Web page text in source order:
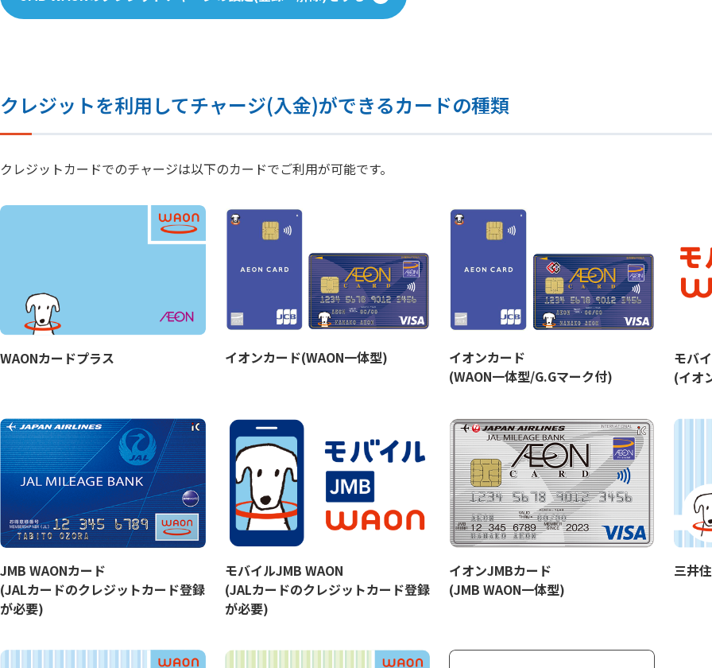
クレジットを利用してチャージ(入金)ができるカードの種類
クレジットカードでのチャージは以下のカードでご利用が可能です。
WAONカードプラス イオンカード(WAON一体型)
イオンカード
(WAON一体型/G.Gマーク付)
モバ
(イオ
JMB WAONカード
(JALカードのクレジットカード登録
が必要)
モバイルJMB WAON
(JALカードのクレジットカード登録
が必要)
イオンJMBカード
(JMB WAON一体型)
三井